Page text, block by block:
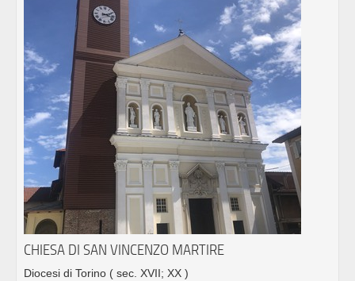
CHIESA DI SAN VINCENZO MARTIRE
Diocesi di Torino ( sec. XVII; XX )